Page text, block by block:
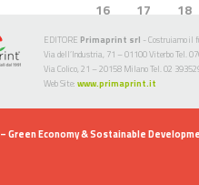
16
17 18
EDITORE Primaprint srl - Costruiamo il
Via dell’Industria, 71 – 01100 Viterbo Tel.
Via Colico, 21 – 20158 Milano Tel. 02
Web Site: www.primaprint.it
– Green Economy & Sostainable